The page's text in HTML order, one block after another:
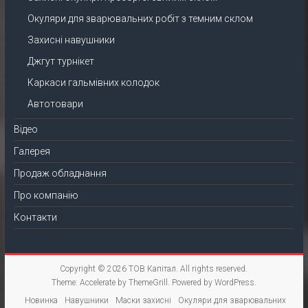
Окуляри для зварювальних робіт з темним склом
Захисні навушники
Джгут турнікет
Каркаси гальмівних колодок
Автотовари
Відео
Галерея
Продаж обладнання
Про компанію
Контакти
Copyright © 2026ТОВ Капітал. All rights reserved.
Theme: Accelerateby ThemeGrill. Powered by WordPress.
Новинка
Навушники Маски захисні Окуляри для зварювальних